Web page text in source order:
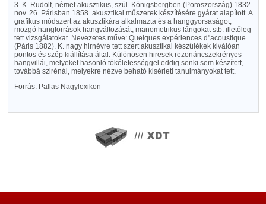
3. K. Rudolf, német akusztikus, szül. Königsbergben (Poroszország) 1832
nov. 26. Párisban 1858. akusztikai műszerek készítésére gyárat alapított. A
grafikus módszert az akusztikára alkalmazta és a hanggyorsaságot,
mozgó hangforrások hangváltozását, manometrikus lángokat stb. illetőleg
tett vizsgálatokat. Nevezetes műve: Quelques expériences d"acoustique
(Páris 1882). K. nagy hirnévre tett szert akusztikai készülékek kiválóan
pontos és szép kiállítása által. Különösen hiresek rezonáncszekrényes
hangvillái, melyeket hasonló tökéletességgel eddig senki sem készített,
továbbá szirénái, melyekre nézve beható kisérleti tanulmányokat tett.
Forrás: Pallas Nagylexikon